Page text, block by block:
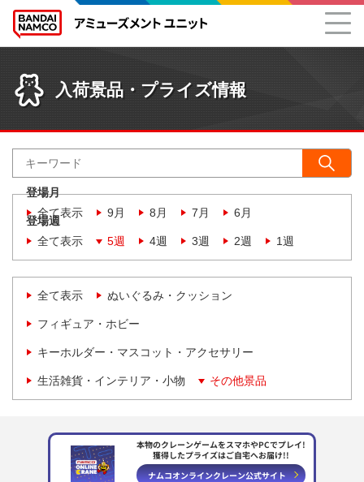
入荷景品・プライズ情報
登場月
全て表示
9月 8月 7月 6月
登場週
全て表示
5週 4週 3週 2週 1週
全て表示 ぬいぐるみ・クッション
フィギュア・ホビー
キーホルダー・マスコット・アクセサリー
生活雑貨・インテリア・小物 その他景品
本物のクレーンゲームをスマホやPCでプレイ!
獲得したプライズはご自宅へお届け!!
ナムコオンラインクレーン公式サイト